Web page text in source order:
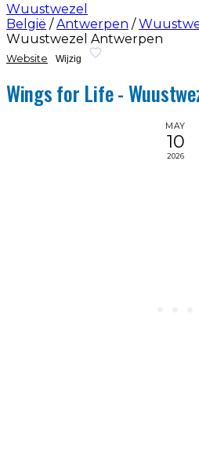
Wuustwezel
België / Antwerpen /
Wuustwezel Antwerpen
Website Wijzig
Wings for Life -
MAY
10
2026